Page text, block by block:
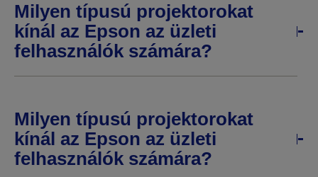
Milyen típusú projektorokat
kínál az Epson az üzleti
felhasználók számára?
Milyen típusú projektorokat
kínál az Epson az üzleti
felhasználók számára?